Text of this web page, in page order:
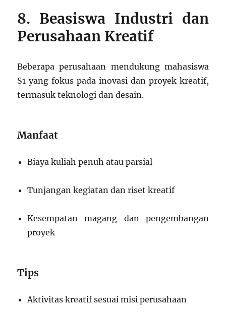
8. Beasiswa Industri dan
Perusahaan Kreatif
Beberapa perusahaan mendukung mahasiswa
S1 yang fokus pada inovasi dan proyek kreatif,
termasuk teknologi dan desain.
Manfaat
Biaya kuliah penuh atau parsial
Tunjangan kegiatan dan riset kreatif
Kesempatan magang dan pengembangan
proyek
Tips
Aktivitas kreatif sesuai misi perusahaan